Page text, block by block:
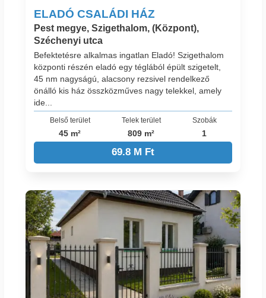
ELADÓ CSALÁDI HÁZ
Pest megye, Szigethalom, (Központ),
Széchenyi utca
Befektetésre alkalmas ingatlan Eladó! Szigethalom
központi részén eladó egy téglából épült szigetelt,
45 nm nagyságú, alacsony rezsivel rendelkező
önálló kis ház összközműves nagy telekkel, amely
ide...
Belső terület
45 m²
Telek terület
809 m²
Szobák
1
69.8 M Ft